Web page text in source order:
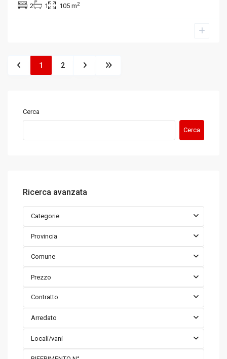
2 1 105 m2
1 2
Cerca
Cerca
Ricerca avanzata
Categorie
Provincia
Comune
Prezzo
Contratto
Arredato
Locali/vani